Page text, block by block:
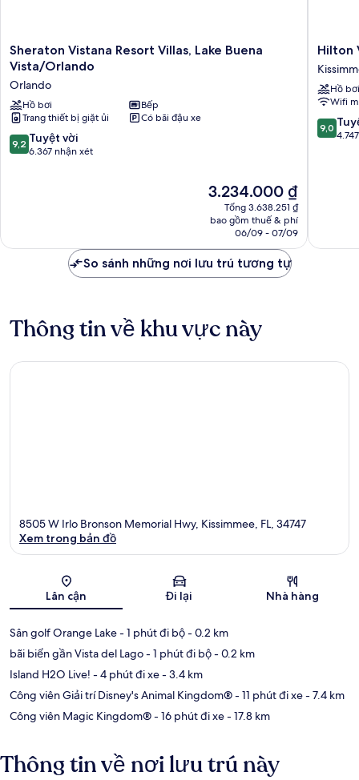
Sheraton
Vistana
Resort
Villas,
Lake
Buena
Vista/Orlando
Orlando
Sheraton Vistana Resort Villas, Lake Buena
Vista/Orlando
Orlando
Hồ bơi
Bếp
Trang thiết bị giặt ủi
Có bãi đậu xe
9.2
trên
9,2 Tuyệt vời
6.367 nhận xét
Giá
hiện
tại
3.234.000 ₫
3.234.000 ₫
Tổng 3.638.251 ₫
bao gồm thuế & phí
06/09 - 07/09
Hilton
Vacation
Club
Mystic
Dunes
Orlando
Hilton
Hồ bơi
Wifi
9.0
trên
9,0
So sánh những nơi lưu trú tương tự
Thông tin về khu vực này
Bản đồ
8505 W Irlo Bronson Memorial Hwy, Kissimmee, FL, 34747
Xem trong bản đồ
Lân cận Đi lại Nhà hàng
Sân golf Orange Lake- 1 phút đi bộ- 0.2 km
bãi biển gần Vista del Lago- 1 phút đi bộ- 0.2 km
Island H2O Live! - 4 phút đi xe- 3.4 km
Công viên Giải trí Disney's Animal Kingdom®- 11 phút đi xe- 7.4 km
Công viên Magic Kingdom®- 16 phút đi xe- 17.8 km
Thông tin về nơi lưu trú này